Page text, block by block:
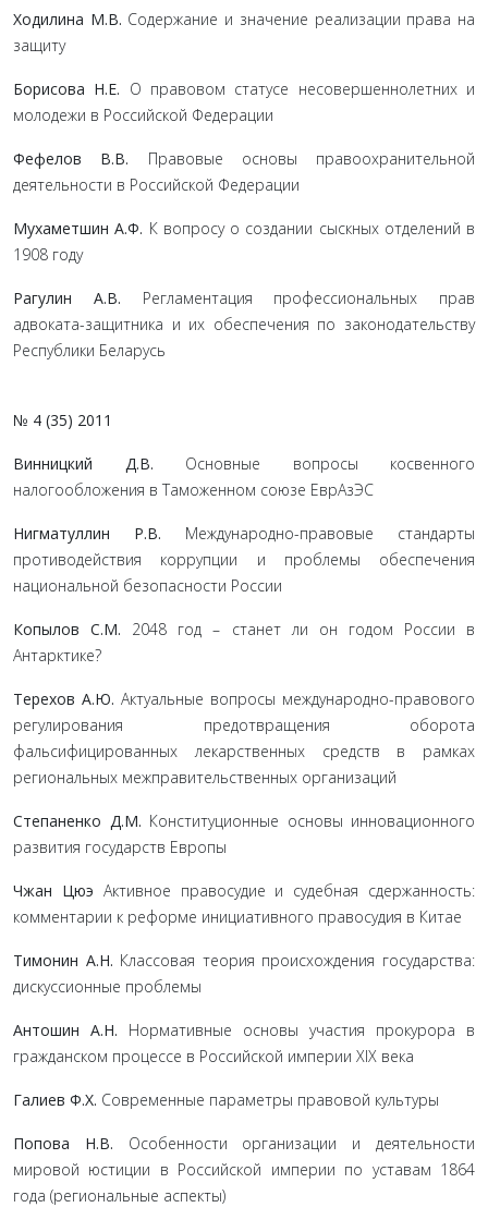
Ходилина М.В. Содержание и значение реализации права на
защиту
Борисова Н.Е. О правовом статусе несовершеннолетних и
молодежи в Российской Федерации
Фефелов В.В. Правовые основы правоохранительной
деятельности в Российской Федерации
Мухаметшин А.Ф. К вопросу о создании сыскных отделений в
1908 году
Рагулин А.В. Регламентация профессиональных прав
адвоката-защитника и их обеспечения по законодательству
Республики Беларусь
№ 4 (35) 2011
Винницкий Д.В. Основные вопросы косвенного
налогообложения в Таможенном союзе ЕврАзЭС
Нигматуллин Р.В. Международно-правовые стандарты
противодействия коррупции и проблемы обеспечения
национальной безопасности России
Копылов С.М. 2048 год – станет ли он годом России в
Антарктике?
Терехов А.Ю. Актуальные вопросы международно-правового
регулирования предотвращения оборота
фальсифицированных лекарственных средств в рамках
региональных межправительственных организаций
Степаненко Д.М. Конституционные основы инновационного
развития государств Европы
Чжан Цюэ Активное правосудие и судебная сдержанность:
комментарии к реформе инициативного правосудия в Китае
Тимонин А.Н. Классовая теория происхождения государства:
дискуссионные проблемы
Антошин А.Н. Нормативные основы участия прокурора в
гражданском процессе в Российской империи ХIХ века
Галиев Ф.Х. Современные параметры правовой культуры
Попова Н.В. Особенности организации и деятельности
мировой юстиции в Российской империи по уставам 1864
года (региональные аспекты)